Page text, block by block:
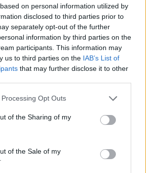
on personal information utilized by
disclosed to third parties prior to
separately opt-out of the further
information by third parties on the
participants. This information may
us to third parties on the IAB’s List of
that may further disclose it to other
Opt Outs
of the Sharing of my
of the Sale of my